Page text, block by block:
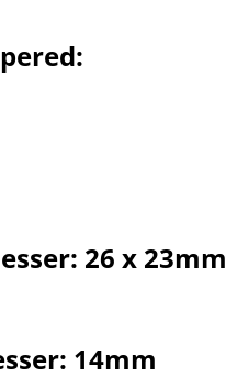
26 x 23mm
14mm